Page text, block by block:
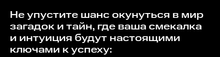
Не упустите шанс окунуться в мир
загадок и тайн, где ваша смекалка
и интуиция будут настоящими
ключами к успеху: